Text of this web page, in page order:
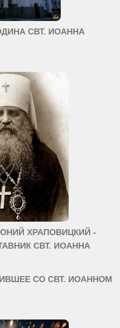
СВТ. ИОАННА
ХРАПОВИЦКИЙ -
СВТ. ИОАННА
СО СВТ. ИОАННОМ